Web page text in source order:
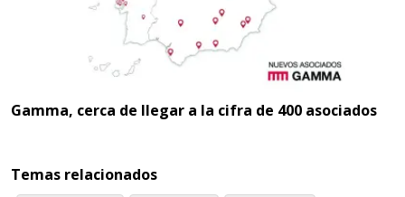
Gamma, cerca de llegar a la cifra de 400 asociados
Temas relacionados